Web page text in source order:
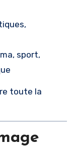
sport,
toute la